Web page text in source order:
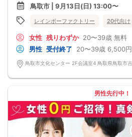
鳥取市 | 9月13日(日) 13:00〜
レインボーファクトリー 20代向け
女性 残りわずか 20〜39歳 無料
男性 受付終了 20〜39歳 6,500円
男性先行中！